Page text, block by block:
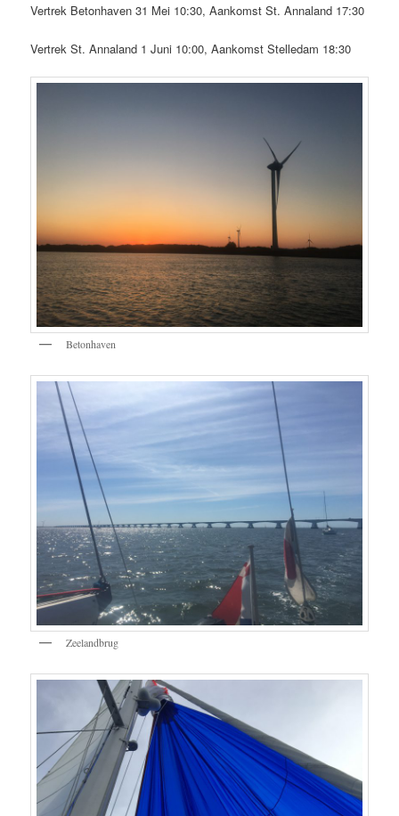
Vertrek Betonhaven 31 Mei 10:30, Aankomst St. Annaland 17:30
Vertrek St. Annaland 1 Juni 10:00, Aankomst Stelledam 18:30
Betonhaven
Zeelandbrug